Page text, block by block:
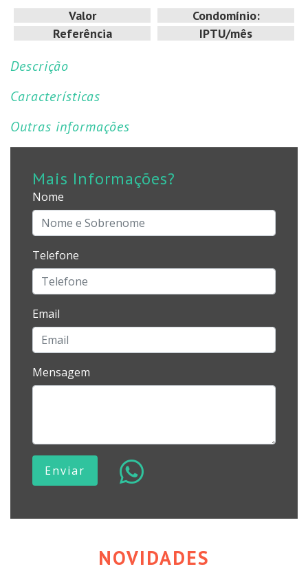
Valor
Referência
Condomínio:
IPTU/mês
Descrição
Características
Outras informações
Mais Informações?
Nome
Telefone
Email
Mensagem
Enviar
NOVIDADES